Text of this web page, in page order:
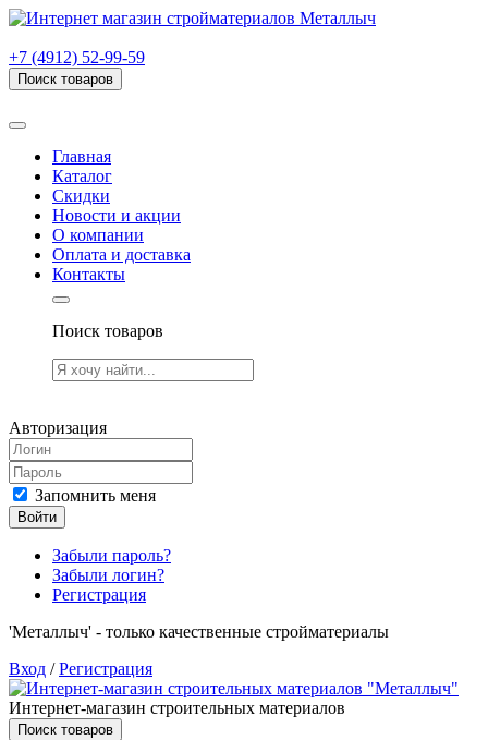
+7 (4912) 52-99-59
Поиск товаров
Главная
Каталог
Скидки
Новости и акции
О компании
Оплата и доставка
Контакты
Поиск товаров
Авторизация
Запомнить меня
Войти
Забыли пароль?
Забыли логин?
Регистрация
'Металлыч' - только качественные стройматериалы
Вход /Регистрация
Интернет-магазин строительных материалов
Поиск товаров